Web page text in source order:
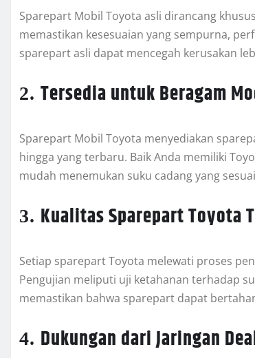
Sparepart Mobil Toyota asli dirancang
memastikan kesesuaian yang sempurna,
sparepart asli dapat mencegah kerusakan
2. Tersedia untuk Beragam
Sparepart Mobil Toyota menyediakan
hingga yang terbaru. Baik Anda memiliki
mudah menemukan suku cadang yang
3. Kualitas Sparepart Toyota
Setiap sparepart Toyota melewati proses
Pengujian meliputi uji ketahanan terhadap
memastikan bahwa sparepart dapat
4. Dukungan dari Jaringan